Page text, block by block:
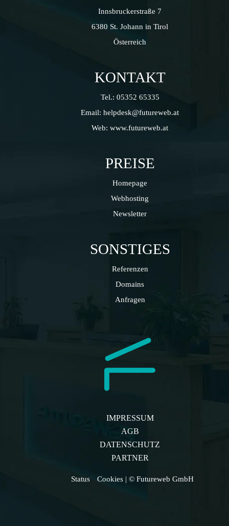
Innsbruckerstraße 7
6380 St. Johann in Tirol
Österreich
KONTAKT
Tel.: 05352 65335
Email: helpdesk@futureweb.at
Web: www.futureweb.at
PREISE
Homepage
Webhosting
Newsletter
SONSTIGES
Referenzen
Domains
Anfragen
IMPRESSUM
AGB
DATENSCHUTZ
PARTNER
Status Cookies | © Futureweb GmbH